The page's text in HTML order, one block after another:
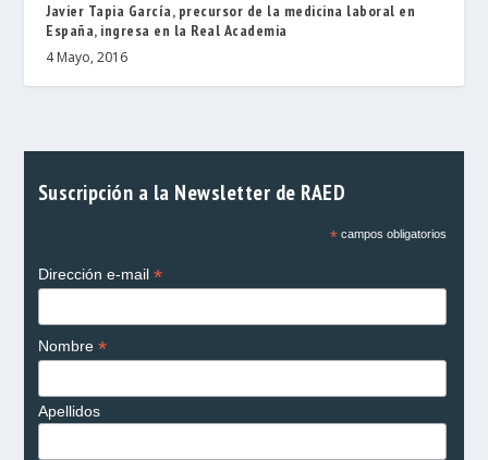
Javier Tapia García, precursor de la medicina laboral en
España, ingresa en la Real Academia
4 Mayo, 2016
Suscripción a la Newsletter de RAED
*campos obligatorios
Dirección e-mail *
Nombre *
Apellidos